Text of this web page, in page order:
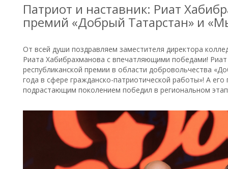
Патриот и наставник: Риат
премий «Добрый Татарстан» и
От всей души поздравляем заместителя директора
Риата Хабибрахманова с впечатляющими победами!
республиканской премии в области добровольчества
года в сфере гражданско-патриотической работы»! А
подрастающим поколением победил в региональном